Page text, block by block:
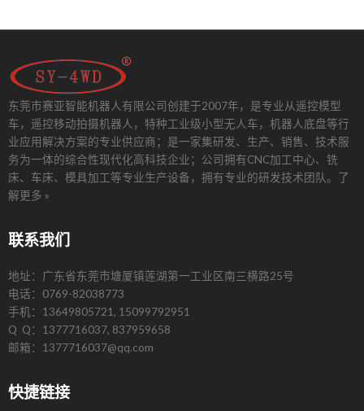
东莞市赛亚智能机器人有限公司创建于2007年，是专业从遥控模型
车，遥控移动拍摄机器人，特种工业级小型无人车，机器人底盘等行
业应用解决方案的专业供应商；是一家集研发、生产、销售、技术服
务为一体的综合性现代化高科技企业；公司拥有CNC加工中心、铣
床、车床、模具加工等专业生产设备，拥有专业的研发技术团队。 了
解更多 »
联系我们
地址：广东省东莞市塘厦镇莲湖第一工业区南三横路25号
电话：0769-82038773
手机：13649805721, 15099792951
Q Q：1377716037, 837959658
邮箱：1377716037@qq.com
快捷链接